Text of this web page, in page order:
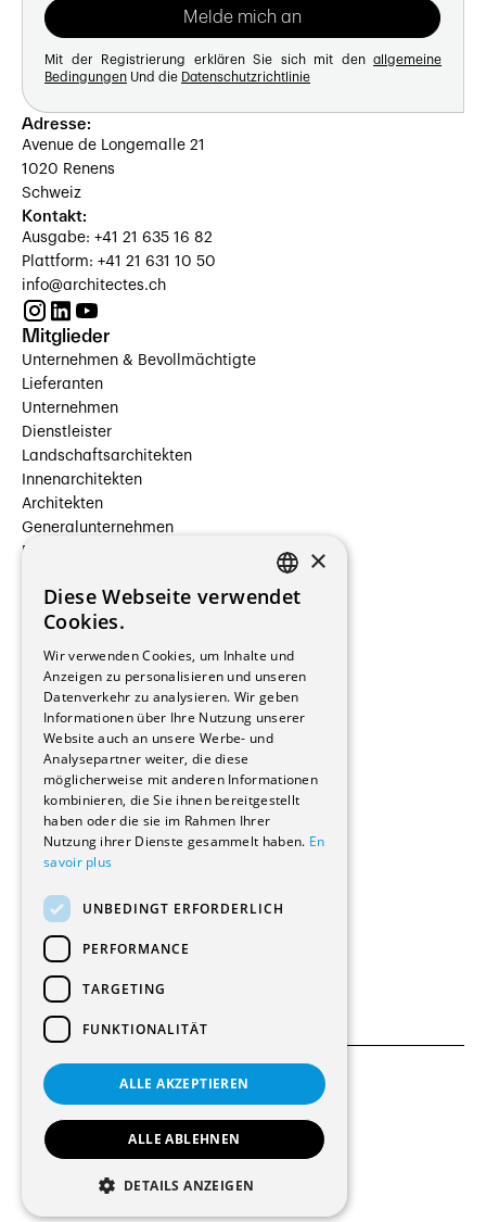
Mit der Registrierung erklären Sie sich mit den allgemeine
Bedingungen Und die Datenschutzrichtlinie
Adresse:
Avenue de Longemalle 21
1020 Renens
Schweiz
Kontakt:
Ausgabe: +41 21 635 16 82
Plattform: +41 21 631 10 50
info@architectes.ch
Mitglieder
Unternehmen & Bevollmächtigte
Lieferanten
Unternehmen
Dienstleister
Landschaftsarchitekten
Innenarchitekten
Architekten
Generalunternehmen
Beauftragte Unternehmen
Hersteller/Lieferanten
Bauherrschaften
Immobilienverwaltungsgesellschaften
Stockwerkeigentum
Reportagen
Wohnungen
Renovierungen
Innere Umbauten
Gastgewerbe und Tourismus
Verwaltungsgebäude und Geschäfte
Schuleinrichtungen
Medizinische Einrichtungen
Kultur - Sport - Freizeit
Industrie - Handwerk
Transport und Parkplätze
Diverse Bauten
© 2026 Alle Rechte vorbehalten
Allgemeine Bedingungen
FRENCH
×
Diese Webseite verwendet
Cookies.
Wir verwenden Cookies, um Inhalte und
Anzeigen zu personalisieren und unseren
Datenverkehr zu analysieren. Wir geben
Informationen über Ihre Nutzung unserer
Website auch an unsere Werbe- und
Analysepartner weiter, die diese
möglicherweise mit anderen Informationen
kombinieren, die Sie ihnen bereitgestellt
haben oder die sie im Rahmen Ihrer
Nutzung ihrer Dienste gesammelt haben. En
savoir plus
UNBEDINGT ERFORDERLICH
PERFORMANCE
TARGETING
FUNKTIONALITÄT
ALLE AKZEPTIEREN
ALLE ABLEHNEN
DETAILS ANZEIGEN